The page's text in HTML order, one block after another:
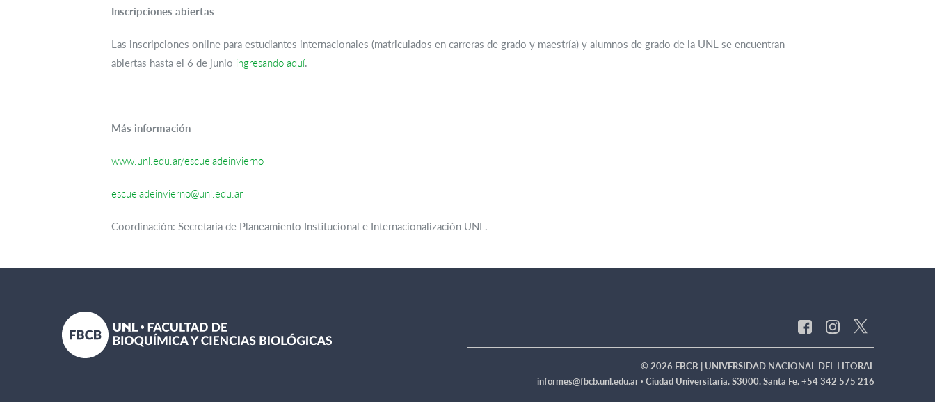
Inscripciones abiertas
Las inscripciones online para estudiantes internacionales (matriculados en carreras de grado y maestría) y alumnos de grado de la UNL se encuentran
abiertas hasta el 6 de junio ingresando aquí.
Más información
www.unl.edu.ar/escueladeinvierno
escueladeinvierno@unl.edu.ar
Coordinación: Secretaría de Planeamiento Institucional e Internacionalización UNL.
© 2026 FBCB | UNIVERSIDAD NACIONAL DEL LITORAL
informes@fbcb.unl.edu.ar · Ciudad Universitaria. S3000. Santa Fe. +54 342 575 216